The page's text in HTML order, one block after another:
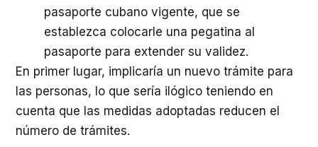
pasaporte cubano vigente, que se
establezca colocarle una pegatina al
pasaporte para extender su validez.
En primer lugar, implicaría un nuevo trámite para
las personas, lo que sería ilógico teniendo en
cuenta que las medidas adoptadas reducen el
número de trámites.